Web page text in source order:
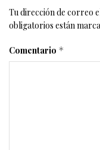
Tu dirección de correo
obligatorios están
Comentario *